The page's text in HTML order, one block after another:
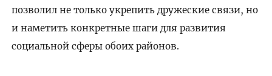
позволил не только укрепить дружеские связи, но
и наметить конкретные шаги для развития
социальной сферы обоих районов.